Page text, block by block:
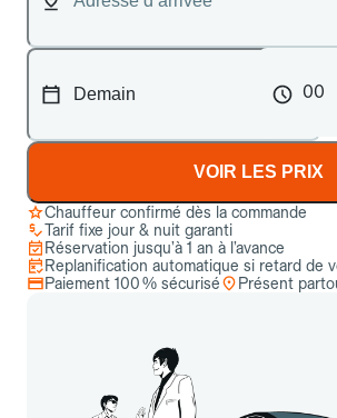
00
VOIR LES PRIX
Chauffeur confirmé dès la commande
Tarif fixe jour & nuit garanti
Réservation jusqu’à 1 an à l’avance
Replanification automatique si retard de
Paiement 100 % sécurisé
Présent